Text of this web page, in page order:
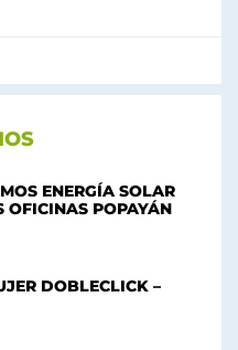
ENERGÍA SOLAR
OFICINAS POPAYÁN
DOBLECLICK –